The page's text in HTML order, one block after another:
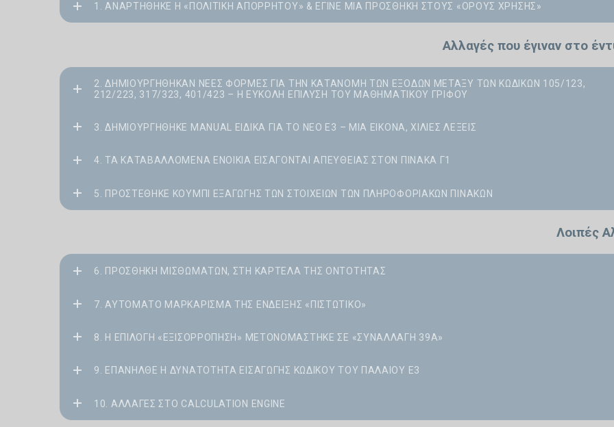
1. ΑΝΑΡΤΉΘΗΚΕ Η «ΠΟΛΙΤΙΚΉ ΑΠΟΡΡΉΤΟΥ» & ΈΓΙΝΕ ΜΊΑ ΠΡΟΣΘΉΚΗ ΣΤΟΥΣ «ΌΡΟΥΣ ΧΡΉΣΗΣ»
Αλλαγές που έγιναν στο
2. ΔΗΜΙΟΥΡΓΉΘΗΚΑΝ ΝΈΕΣ ΦΌΡΜΕΣ ΓΙΑ ΤΗΝ ΚΑΤΑΝΟΜΉ ΤΩΝ ΕΞΌΔΩΝ ΜΕΤΑΞΎ ΤΩΝ ΚΩΔΙΚΏΝ 105/123,
212/223, 317/323, 401/423 – Η ΕΎΚΟΛΗ ΕΠΊΛΥΣΗ ΤΟΥ ΜΑΘΗΜΑΤΙΚΟΎ ΓΡΊΦΟΥ
3. ΔΗΜΙΟΥΡΓΉΘΗΚΕ MANUAL ΕΙΔΙΚΆ ΓΙΑ ΤΟ ΝΈΟ Ε3 – ΜΊΑ ΕΙΚΌΝΑ, ΧΊΛΙΕΣ ΛΈΞΕΙΣ
4. ΤΑ ΚΑΤΑΒΑΛΛΌΜΕΝΑ ΕΝΟΊΚΙΑ ΕΙΣΆΓΟΝΤΑΙ ΑΠΕΥΘΕΊΑΣ ΣΤΟΝ ΠΊΝΑΚΑ Γ1
5. ΠΡΟΣΤΈΘΗΚΕ ΚΟΥΜΠΊ ΕΞΑΓΩΓΉΣ ΤΩΝ ΣΤΟΙΧΕΊΩΝ ΤΩΝ ΠΛΗΡΟΦΟΡΙΑΚΏΝ ΠΙΝΆΚΩΝ
Λοιπές
6. ΠΡΟΣΘΉΚΗ ΜΙΣΘΩΜΆΤΩΝ, ΣΤΗ ΚΑΡΤΈΛΑ ΤΗΣ ΟΝΤΌΤΗΤΑΣ
7. ΑΥΤΌΜΑΤΟ ΜΑΡΚΆΡΙΣΜΑ ΤΗΣ ΈΝΔΕΙΞΗΣ «ΠΙΣΤΩΤΙΚΌ»
8. Η ΕΠΙΛΟΓΉ «ΕΞΙΣΟΡΡΌΠΗΣΗ» ΜΕΤΟΝΟΜΆΣΤΗΚΕ ΣΕ «ΣΥΝΑΛΛΑΓΉ 39Α»
9. ΕΠΑΝΉΛΘΕ Η ΔΥΝΑΤΌΤΗΤΑ ΕΙΣΑΓΩΓΉΣ ΚΩΔΙΚΟΎ ΤΟΥ ΠΑΛΑΙΟΎ Ε3
10. ΑΛΛΑΓΈΣ ΣΤΟ CALCULATION ENGINE